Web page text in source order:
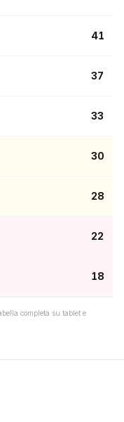
41
37
33
30
28
22
18
completa su tablet e